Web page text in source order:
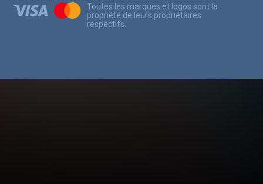
Toutes les marques et logos sont la
propriété de leurs propriétaires
respectifs.